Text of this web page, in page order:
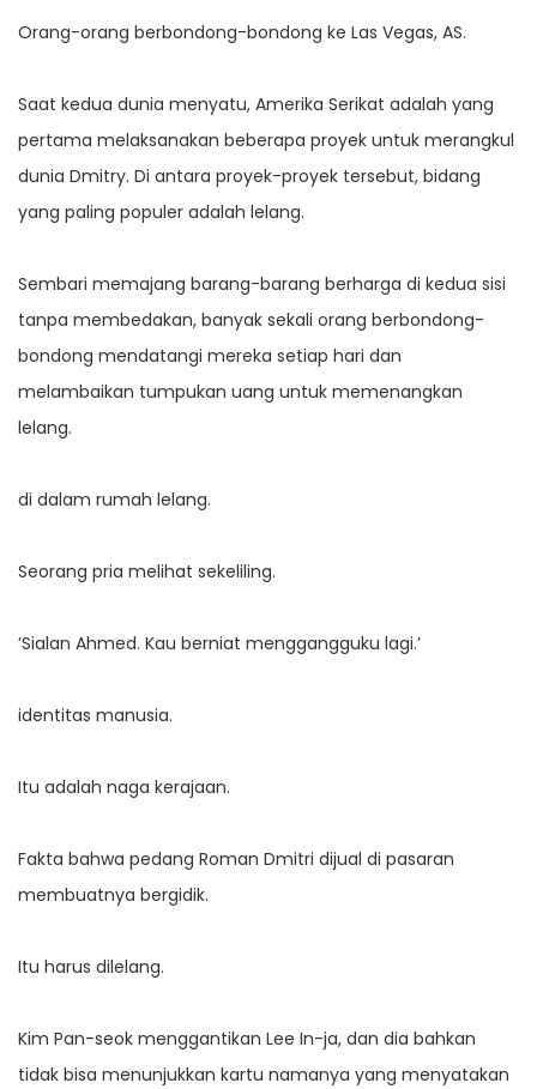
Orang-orang berbondong-bondong ke Las Vegas, AS.
Saat kedua dunia menyatu, Amerika Serikat adalah yang
pertama melaksanakan beberapa proyek untuk merangkul
dunia Dmitry. Di antara proyek-proyek tersebut, bidang
yang paling populer adalah lelang.
Sembari memajang barang-barang berharga di kedua sisi
tanpa membedakan, banyak sekali orang berbondong-
bondong mendatangi mereka setiap hari dan
melambaikan tumpukan uang untuk memenangkan
lelang.
di dalam rumah lelang.
Seorang pria melihat sekeliling.
‘Sialan Ahmed. Kau berniat menggangguku lagi.’
identitas manusia.
Itu adalah naga kerajaan.
Fakta bahwa pedang Roman Dmitri dijual di pasaran
membuatnya bergidik.
Itu harus dilelang.
Kim Pan-seok menggantikan Lee In-ja, dan dia bahkan
tidak bisa menunjukkan kartu namanya yang menyatakan